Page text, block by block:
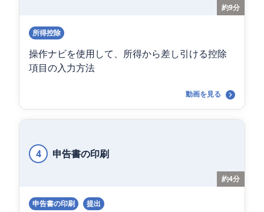
約9分
所得控除
操作ナビを使用して、所得から差し引ける控除
項目の入力方法
動画を見る
4 申告書の印刷
約4分
申告書の印刷 提出